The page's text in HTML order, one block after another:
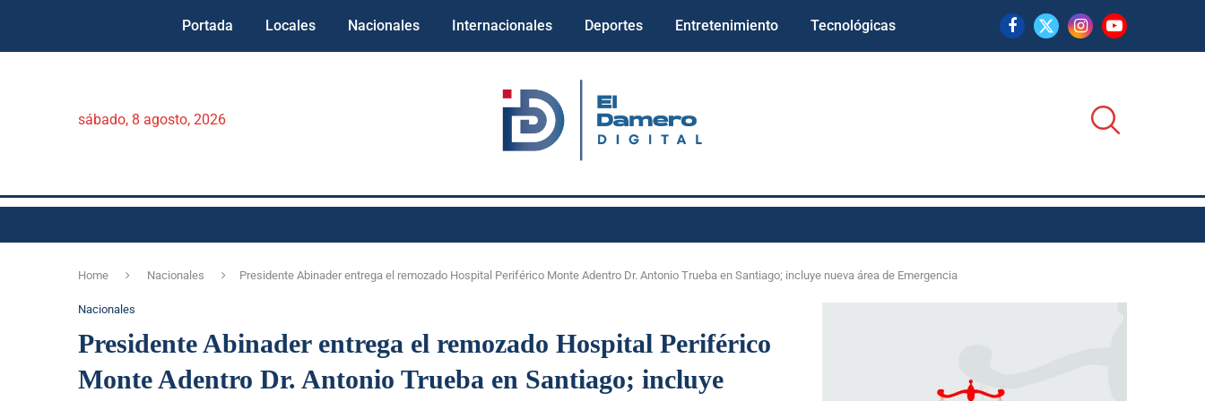
Portada Locales Nacionales Internacionales Deportes Entretenimiento Tecnológicas
sábado, 8 agosto, 2026
Home Nacionales Presidente Abinader entrega el remozado Hospital Periférico Monte Adentro Dr. Antonio Trueba en Santiago; incluye nueva área de Emergencia
Nacionales
Presidente Abinader entrega el remozado Hospital Periférico
Monte Adentro Dr. Antonio Trueba en Santiago; incluye